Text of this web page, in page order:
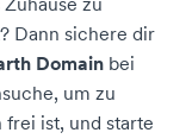
Dann sichere dir
Domain bei
um zu
ist, und starte